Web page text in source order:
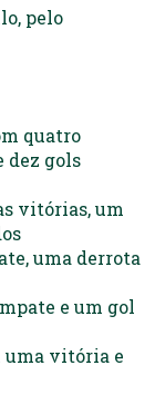
pelo
quatro
dez gols
vitórias, um
uma derrota
e um gol
uma vitória e